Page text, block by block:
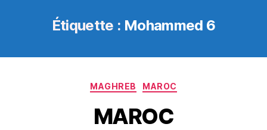
Étiquette : Mohammed 6
Catégories
MAGHREB MAROC
MAROC